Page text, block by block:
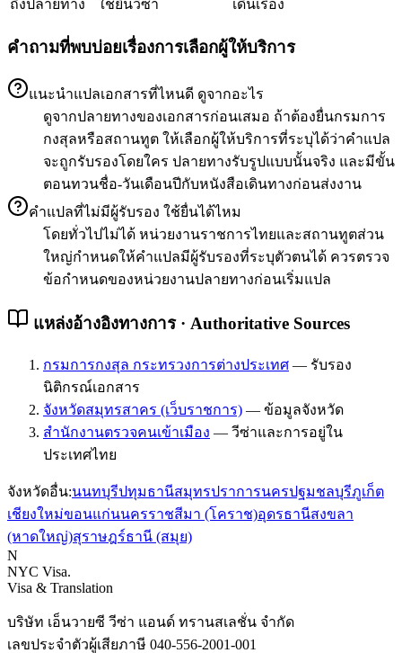
ถึงปลายทาง
ใช้ยื่นวีซ่า
เดินเรื่อง
คำถามที่พบบ่อยเรื่องการเลือกผู้ให้บริการ
แนะนำแปลเอกสารที่ไหนดี ดูจากอะไร
ดูจากปลายทางของเอกสารก่อนเสมอ ถ้าต้องยื่นกรมการ
กงสุลหรือสถานทูต ให้เลือกผู้ให้บริการที่ระบุได้ว่าคำแปล
จะถูกรับรองโดยใคร ปลายทางรับรูปแบบนั้นจริง และมีขั้น
ตอนทวนชื่อ-วันเดือนปีกับหนังสือเดินทางก่อนส่งงาน
คำแปลที่ไม่มีผู้รับรอง ใช้ยื่นได้ไหม
โดยทั่วไปไม่ได้ หน่วยงานราชการไทยและสถานทูตส่วน
ใหญ่กำหนดให้คำแปลมีผู้รับรองที่ระบุตัวตนได้ ควรตรวจ
ข้อกำหนดของหน่วยงานปลายทางก่อนเริ่มแปล
แหล่งอ้างอิงทางการ · Authoritative Sources
กรมการกงสุล กระทรวงการต่างประเทศ — รับรอง
นิติกรณ์เอกสาร
จังหวัดสมุทรสาคร (เว็บราชการ) — ข้อมูลจังหวัด
สำนักงานตรวจคนเข้าเมือง — วีซ่าและการอยู่ใน
ประเทศไทย
จังหวัดอื่น:นนทบุรีปทุมธานีสมุทรปราการนครปฐมชลบุรีภูเก็ต
เชียงใหม่ขอนแก่นนครราชสีมา (โคราช)อุดรธานีสงขลา
(หาดใหญ่)สุราษฎร์ธานี (สมุย)
N
NYC Visa.
Visa & Translation
บริษัท เอ็นวายซี วีซ่า แอนด์ ทรานสเลชั่น จำกัด
เลขประจำตัวผู้เสียภาษี 040-556-2001-001